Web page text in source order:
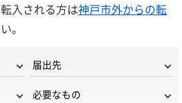
入される方は神戸市外からの転
。
届出先
必要なもの